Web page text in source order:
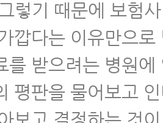
렇기 때문에 보험
깝다는 이유만으로
를 받으려는 병원에
평판을 물어보고